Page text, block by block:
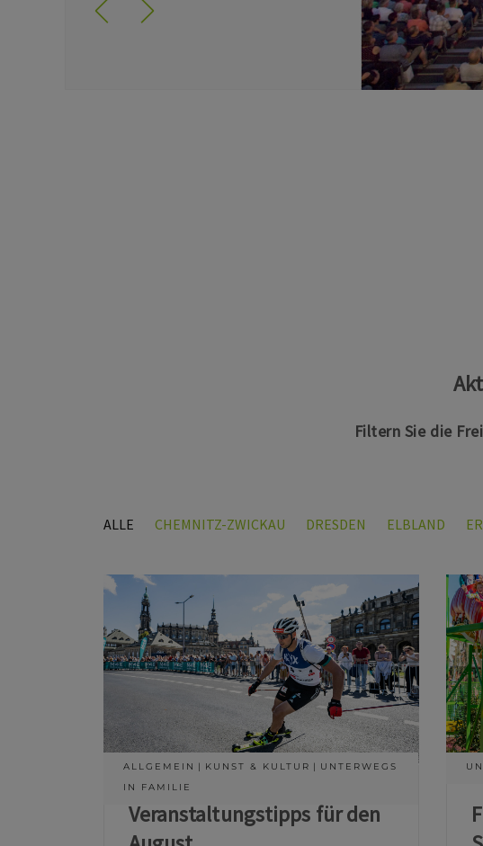
Filtern Sie die
ALLE CHEMNITZ-ZWICKAU DRESDEN ELBLAND
ALLGEMEIN KUNST & KULTUR
UNTERWEGS
IN FAMILIE
Veranstaltungstipps für den